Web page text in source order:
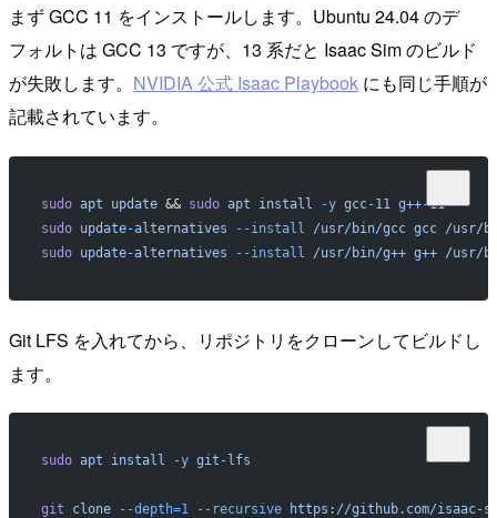
まず GCC 11 をインストールします。Ubuntu 24.04 のデ
フォルトは GCC 13 ですが、13 系だと Isaac Sim のビルド
が失敗します。 NVIDIA 公式 Isaac Playbook にも同じ手順が
記載されています。
sudo apt update && sudo apt install -y gcc-11
g++-11
sudo update-alternatives --install /usr/bin/gcc gcc /usr/
sudo update-alternatives --install /usr/bin/g++ g++ /usr/
Git LFS を入れてから、リポジトリをクローンしてビルドし
ます。
sudo apt install -y git-lfs
git clone --depth=1 --recursive https://github.com/isaac-